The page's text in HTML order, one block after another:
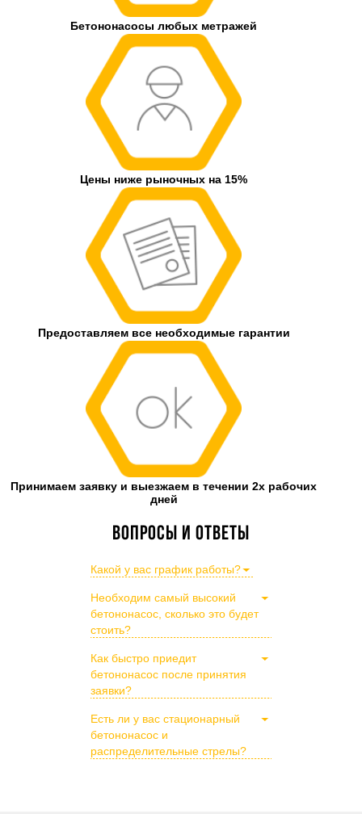
Бетононасосы любых метражей
Цены ниже рыночных на 15%
Предоставляем все необходимые гарантии
Принимаем заявку и выезжаем в течении 2х рабочих
дней
Вопросы и ответы
Какой у вас график работы?
Необходим самый высокий
бетононасос, сколько это будет
стоить?
Как быстро приедит
бетононасос после принятия
заявки?
Есть ли у вас стационарный
бетононасос и
распределительные стрелы?